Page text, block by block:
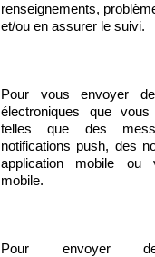
renseignements,
et/ou en assurer le suivi.
Pour vous envoyer
électroniques que
telles que des
notifications push, des
application mobile ou
mobile.
Pour envoyer